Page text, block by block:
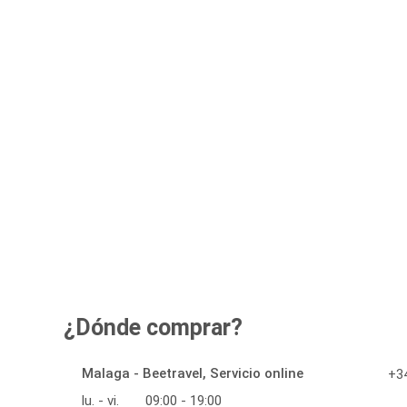
¿Dónde comprar?
Malaga - Beetravel, Servicio online
lu. - vi.
09:00 - 19:00